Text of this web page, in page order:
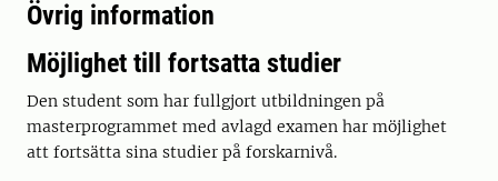
Övrig information
Möjlighet till fortsatta studier
Den student som har fullgjort utbildningen på
masterprogrammet med avlagd examen har möjlighet
att fortsätta sina studier på forskarnivå.